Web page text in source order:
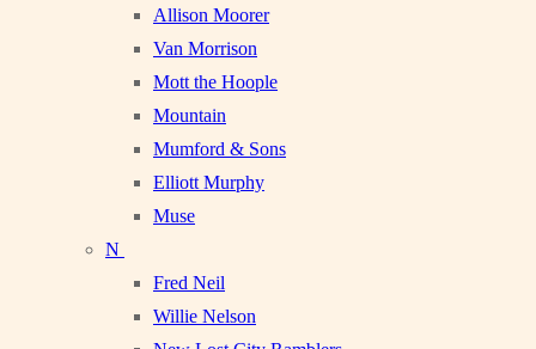
Allison Moorer
Van Morrison
Mott the Hoople
Mountain
Mumford & Sons
Elliott Murphy
Muse
N
Fred Neil
Willie Nelson